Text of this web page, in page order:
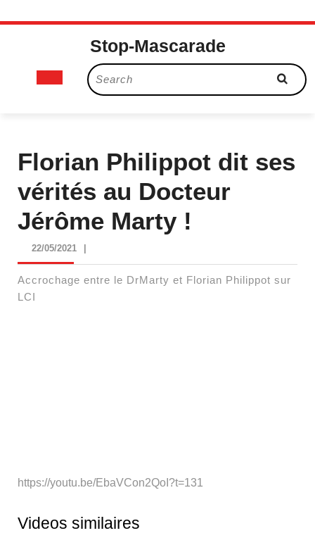
Skip
Stop-Mascarade
Open
Search
for:
Florian Philippot dit ses
vérités au Docteur
Jérôme Marty !
22/05/202122/05/2021
Accrochage entre le DrMarty et Florian Philippot sur
LCI
https://youtu.be/EbaVCon2QoI?t=131
Videos similaires